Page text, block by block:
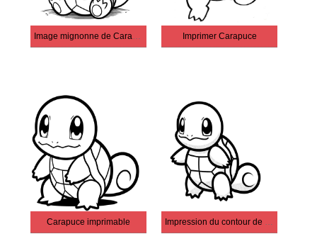
Image mignonne de Carapuce pour les enfants Imprimer Carapuce
Carapuce imprimable Impression du contour de Carapuce